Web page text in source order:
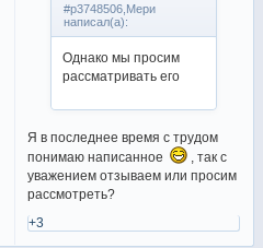
#p3748506,Мери
написал(а):
Однако мы просим
рассматривать его
Я в последнее время с трудом
понимаю написанное
, так с
уважением отзываем или просим
рассмотреть?
+3